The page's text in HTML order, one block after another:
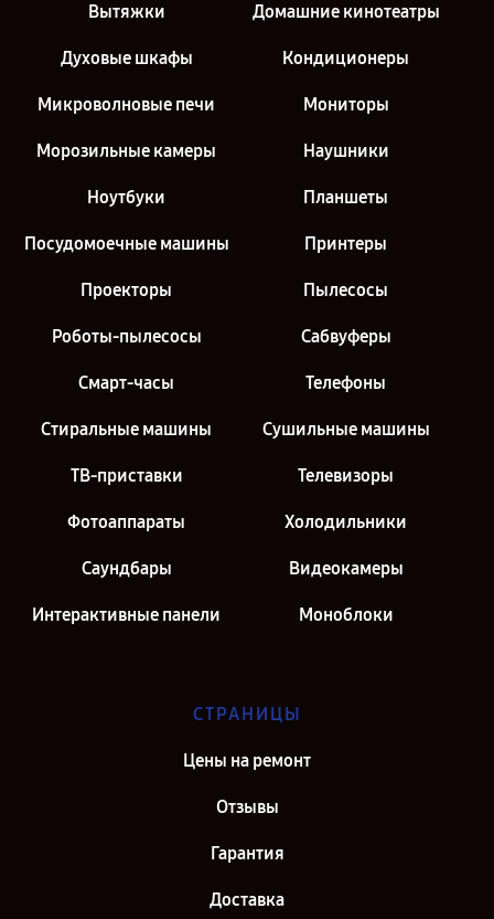
Вытяжки Домашние кинотеатры
Духовые шкафы Кондиционеры
Микроволновые печи Мониторы
Морозильные камеры Наушники
Ноутбуки Планшеты
Посудомоечные машины Принтеры
Проекторы Пылесосы
Роботы-пылесосы Сабвуферы
Смарт-часы Телефоны
Стиральные машины Сушильные машины
ТВ-приставки Телевизоры
Фотоаппараты Холодильники
Саундбары Видеокамеры
Интерактивные панели Моноблоки
СТРАНИЦЫ
Цены на ремонт
Отзывы
Гарантия
Доставка